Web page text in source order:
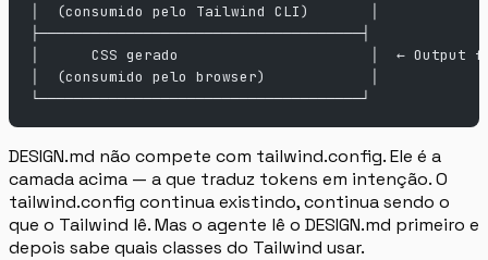
│  (consumido pelo Tailwind CLI)       │
├─────────────────────────────────────┤
│      CSS gerado                      │  ← Output
│  (consumido pelo browser)            │
└─────────────────────────────────────┘
DESIGN.md não compete com tailwind.config. Ele é a
camada acima — a que traduz tokens em intenção. O
tailwind.config continua existindo, continua sendo o
que o Tailwind lê. Mas o agente lê o DESIGN.md primeiro e
depois sabe quais classes do Tailwind usar.